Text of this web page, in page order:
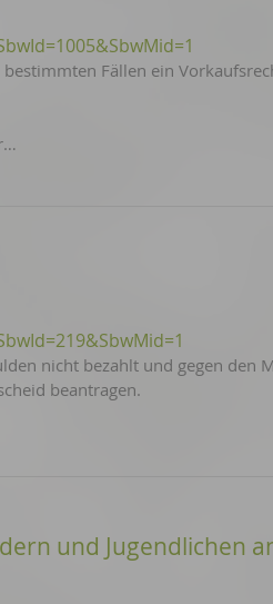
Fällen ein
nicht bezahlt und gegen den
beantragen.
und Jugendlichen